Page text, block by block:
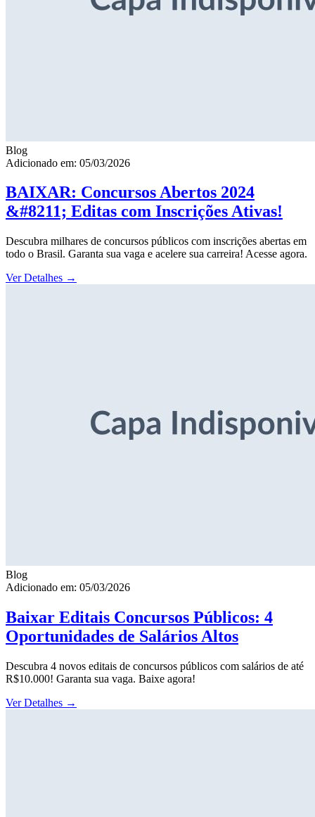
Blog
Adicionado em: 05/03/2026
BAIXAR: Concursos Abertos 2024
&#8211; Editas com Inscrições Ativas!
Descubra milhares de concursos públicos com inscrições abertas em
todo o Brasil. Garanta sua vaga e acelere sua carreira! Acesse agora.
Ver Detalhes →
Blog
Adicionado em: 05/03/2026
Baixar Editais Concursos Públicos: 4
Oportunidades de Salários Altos
Descubra 4 novos editais de concursos públicos com salários de até
R$10.000! Garanta sua vaga. Baixe agora!
Ver Detalhes →